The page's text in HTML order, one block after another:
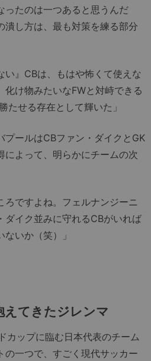
ったのは一つあると思うんだ
潰し方は、最も対策を練る部分
い』CBは、もはや怖くて使えな
化け物みたいなFWと対峙できる
たせる存在として輝いた」
プールはCBファン・ダイクとGK
によって、明らかにチームの次
ろですよね。フェルナンジーニ
ダイク並みに守れるCBがいれば
いか（笑）」
えてきたジレンマ
カップに臨む日本代表のチーム
の一つで、すごく現代サッカー